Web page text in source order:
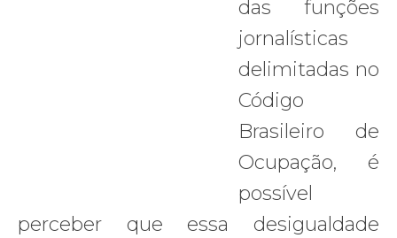
das funções
jornalísticas
delimitadas no
Código
Brasileiro de
Ocupação, é
possível
perceber que essa desigualdade